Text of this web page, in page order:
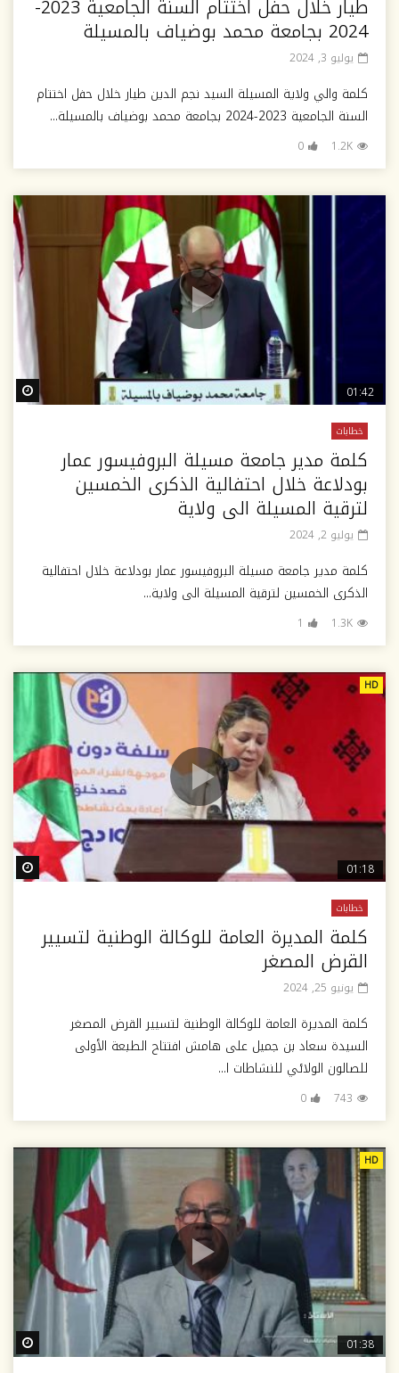
2024 بجامعة محمد بوضياف بالمسيلة
يوليو 3, 2024
كلمة والي ولاية المسيلة السيد نجم الدين طيار خلال حفل اختتام
السنة الجامعية 2023-2024 بجامعة محمد بوضياف بالمسيلة...
1.2K
0
01:42
خطابات
كلمة مدير جامعة مسيلة البروفيسور عمار
بودلاعة خلال احتفالية الذكرى الخمسين
لترقية المسيلة الى ولاية
يوليو 2, 2024
كلمة مدير جامعة مسيلة البروفيسور عمار بودلاعة خلال احتفالية
الذكرى الخمسين لترقية المسيلة الى ولاية...
1.3K
1
HD
01:18
خطابات
كلمة المديرة العامة للوكالة الوطنية لتسيير
القرض المصغر
يونيو 25, 2024
كلمة المديرة العامة للوكالة الوطنية لتسيير القرض المصغر
السيدة سعاد بن جميل على هامش افتتاح الطبعة الأولى
للصالون الولائي للنشاطات ا...
743
0
HD
01:38